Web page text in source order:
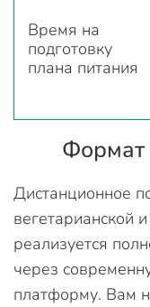
Время на
подготовку
плана питания
Формат
Дистанционное
вегетарианской
реализуется
через
платформу. Вам